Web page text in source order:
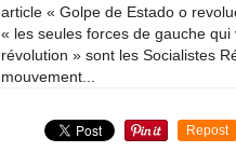
article « Golpe de Estado o
« les seules forces de gauche
révolution » sont les Socialistes
mouvement...
Repost